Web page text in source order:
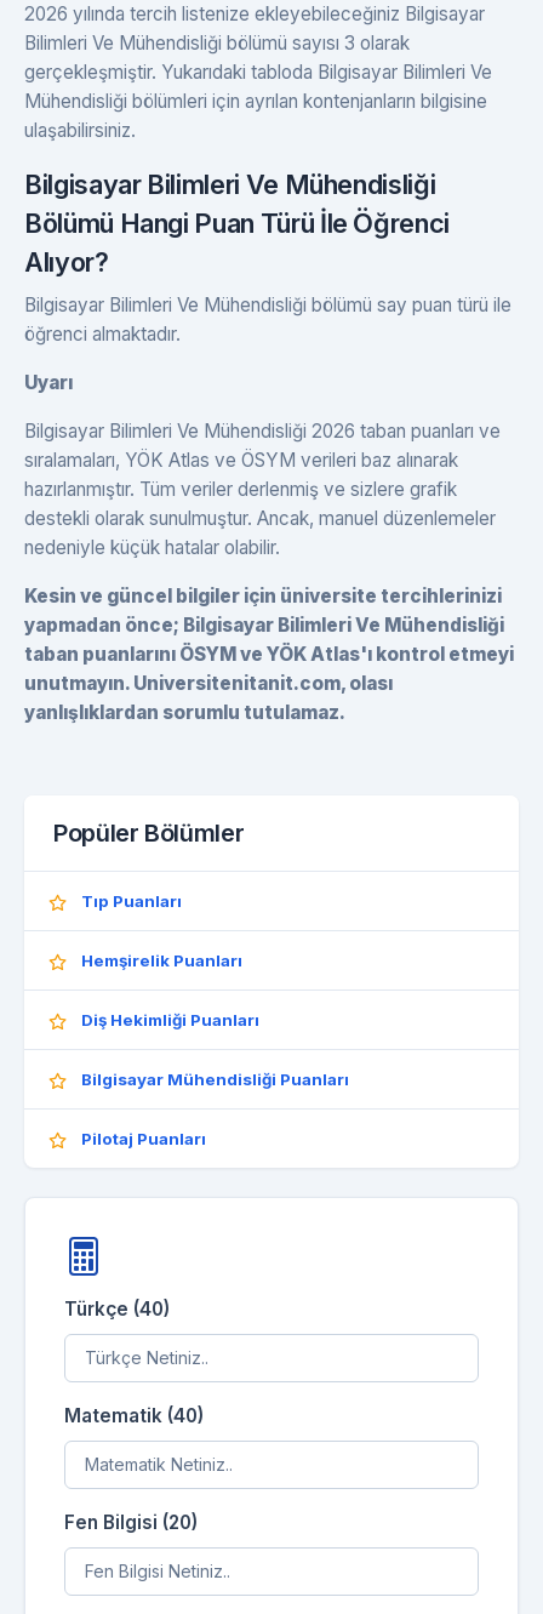
2026 yılında tercih listenize ekleyebileceğiniz Bilgisayar
Bilimleri Ve Mühendisliği bölümü sayısı 3 olarak
gerçekleşmiştir. Yukarıdaki tabloda Bilgisayar Bilimleri Ve
Mühendisliği bölümleri için ayrılan kontenjanların bilgisine
ulaşabilirsiniz.
Bilgisayar Bilimleri Ve Mühendisliği
Bölümü Hangi Puan Türü İle Öğrenci
Alıyor?
Bilgisayar Bilimleri Ve Mühendisliği bölümü say puan türü ile
öğrenci almaktadır.
Uyarı
Bilgisayar Bilimleri Ve Mühendisliği 2026 taban puanları ve
sıralamaları, YÖK Atlas ve ÖSYM verileri baz alınarak
hazırlanmıştır. Tüm veriler derlenmiş ve sizlere grafik
destekli olarak sunulmuştur. Ancak, manuel düzenlemeler
nedeniyle küçük hatalar olabilir.
Kesin ve güncel bilgiler için üniversite tercihlerinizi
yapmadan önce; Bilgisayar Bilimleri Ve Mühendisliği
taban puanlarını ÖSYM ve YÖK Atlas'ı kontrol etmeyi
unutmayın. Universitenitanit.com, olası
yanlışlıklardan sorumlu tutulamaz.
Popüler Bölümler
Tıp Puanları
Hemşirelik Puanları
Diş Hekimliği Puanları
Bilgisayar Mühendisliği Puanları
Pilotaj Puanları
Türkçe (40)
Matematik (40)
Fen Bilgisi (20)